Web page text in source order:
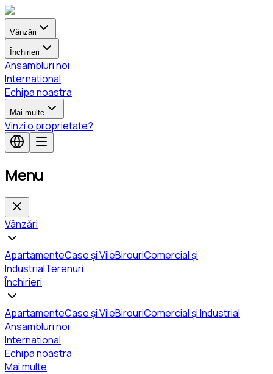
Vânzări
Închirieri
Ansambluri noi
International
Echipa noastra
Mai multe
Vinzi o proprietate?
Menu
Vânzări
ApartamenteCase și VileBirouriComercial și
IndustrialTerenuri
Închirieri
ApartamenteCase și VileBirouriComercial și Industrial
Ansambluri noi
International
Echipa noastra
Mai multe